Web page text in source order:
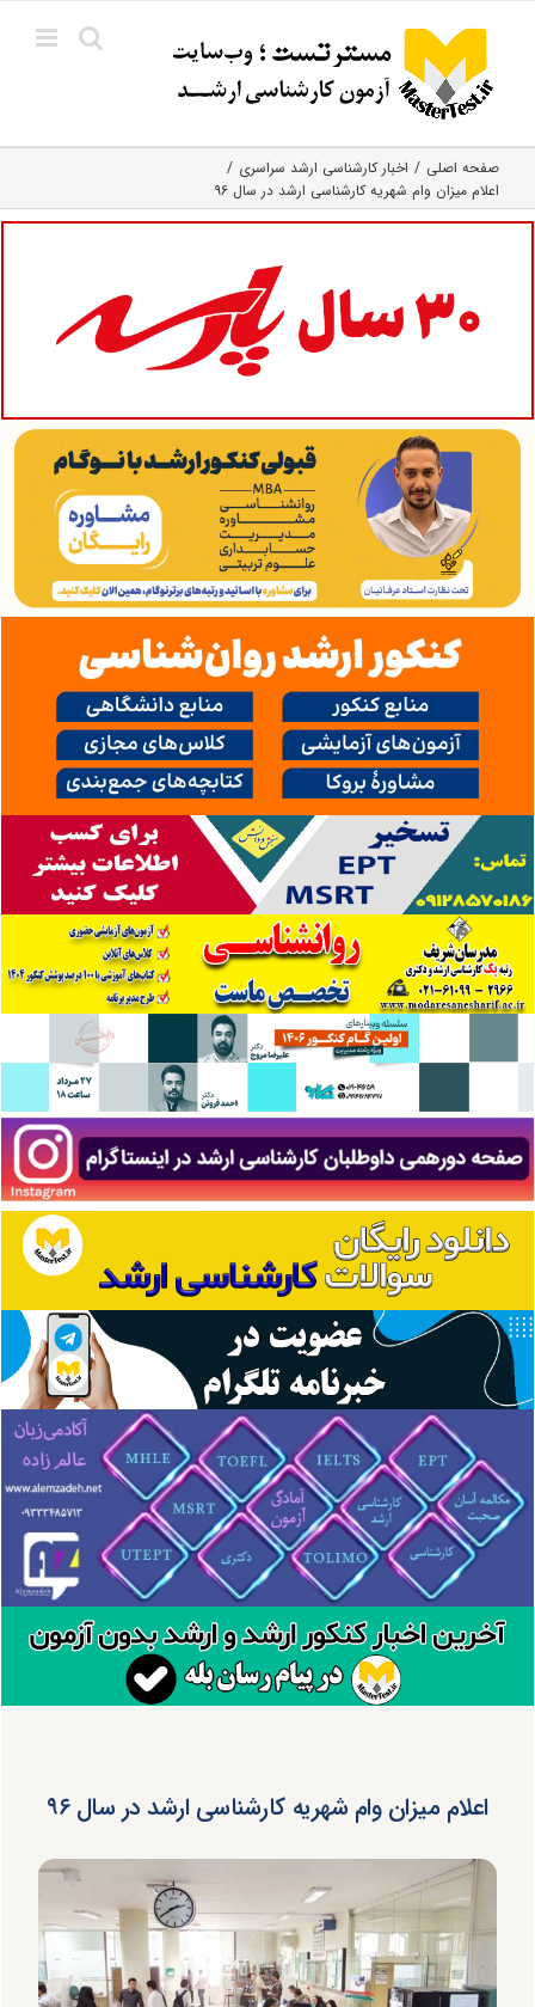
content
صفحه اصلی
اخبار کارشناسی ارشد سراسری
اعلام میزان وام شهریه کارشناسی ارشد در سال ۹۶
اعلام میزان وام شهریه کارشناسی ارشد در سال ۹۶